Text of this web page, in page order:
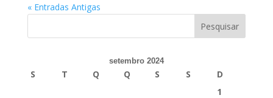
« Entradas Antigas
setembro 2024
S T Q Q S S
D
1